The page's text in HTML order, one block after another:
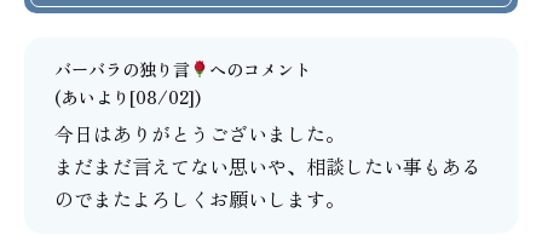
バーバラの独り言
へのコメント
(あいより[08/02])
今日はありがとうございました。
まだまだ言えてない思いや、相談したい事もある
のでまたよろしくお願いします。